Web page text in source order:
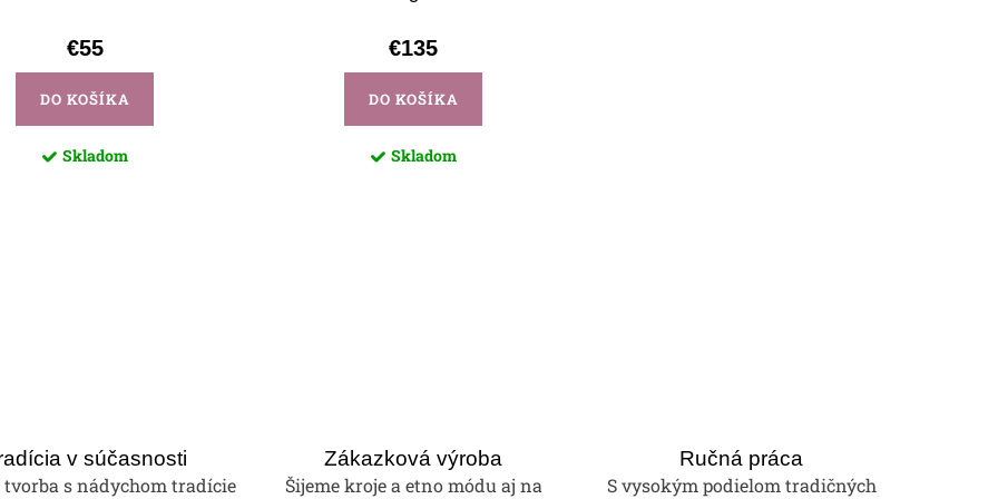
€55
DO KOŠÍKA
Skladom
€135
DO KOŠÍKA
Skladom
v súčasnosti
tvorba s nádychom tradície
Zákazková výroba
Šijeme kroje a etno módu aj na
Ručná práca
S vysokým podielom tradičných